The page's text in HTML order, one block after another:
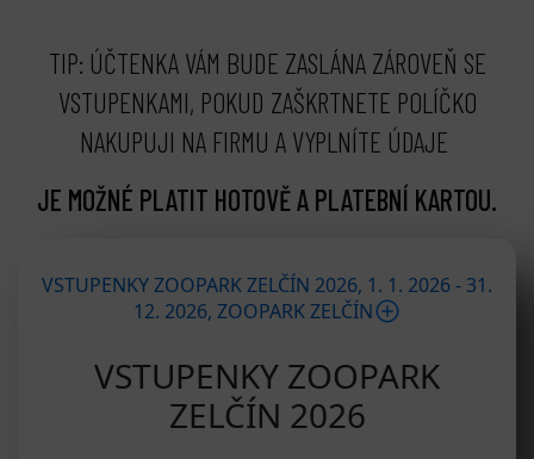
TIP: ÚČTENKA VÁM BUDE ZASLÁNA ZÁROVEŇ SE
VSTUPENKAMI, POKUD ZAŠKRTNETE POLÍČKO
NAKUPUJI NA FIRMU A VYPLNÍTE ÚDAJE
JE MOŽNÉ PLATIT HOTOVĚ A PLATEBNÍ KARTOU.